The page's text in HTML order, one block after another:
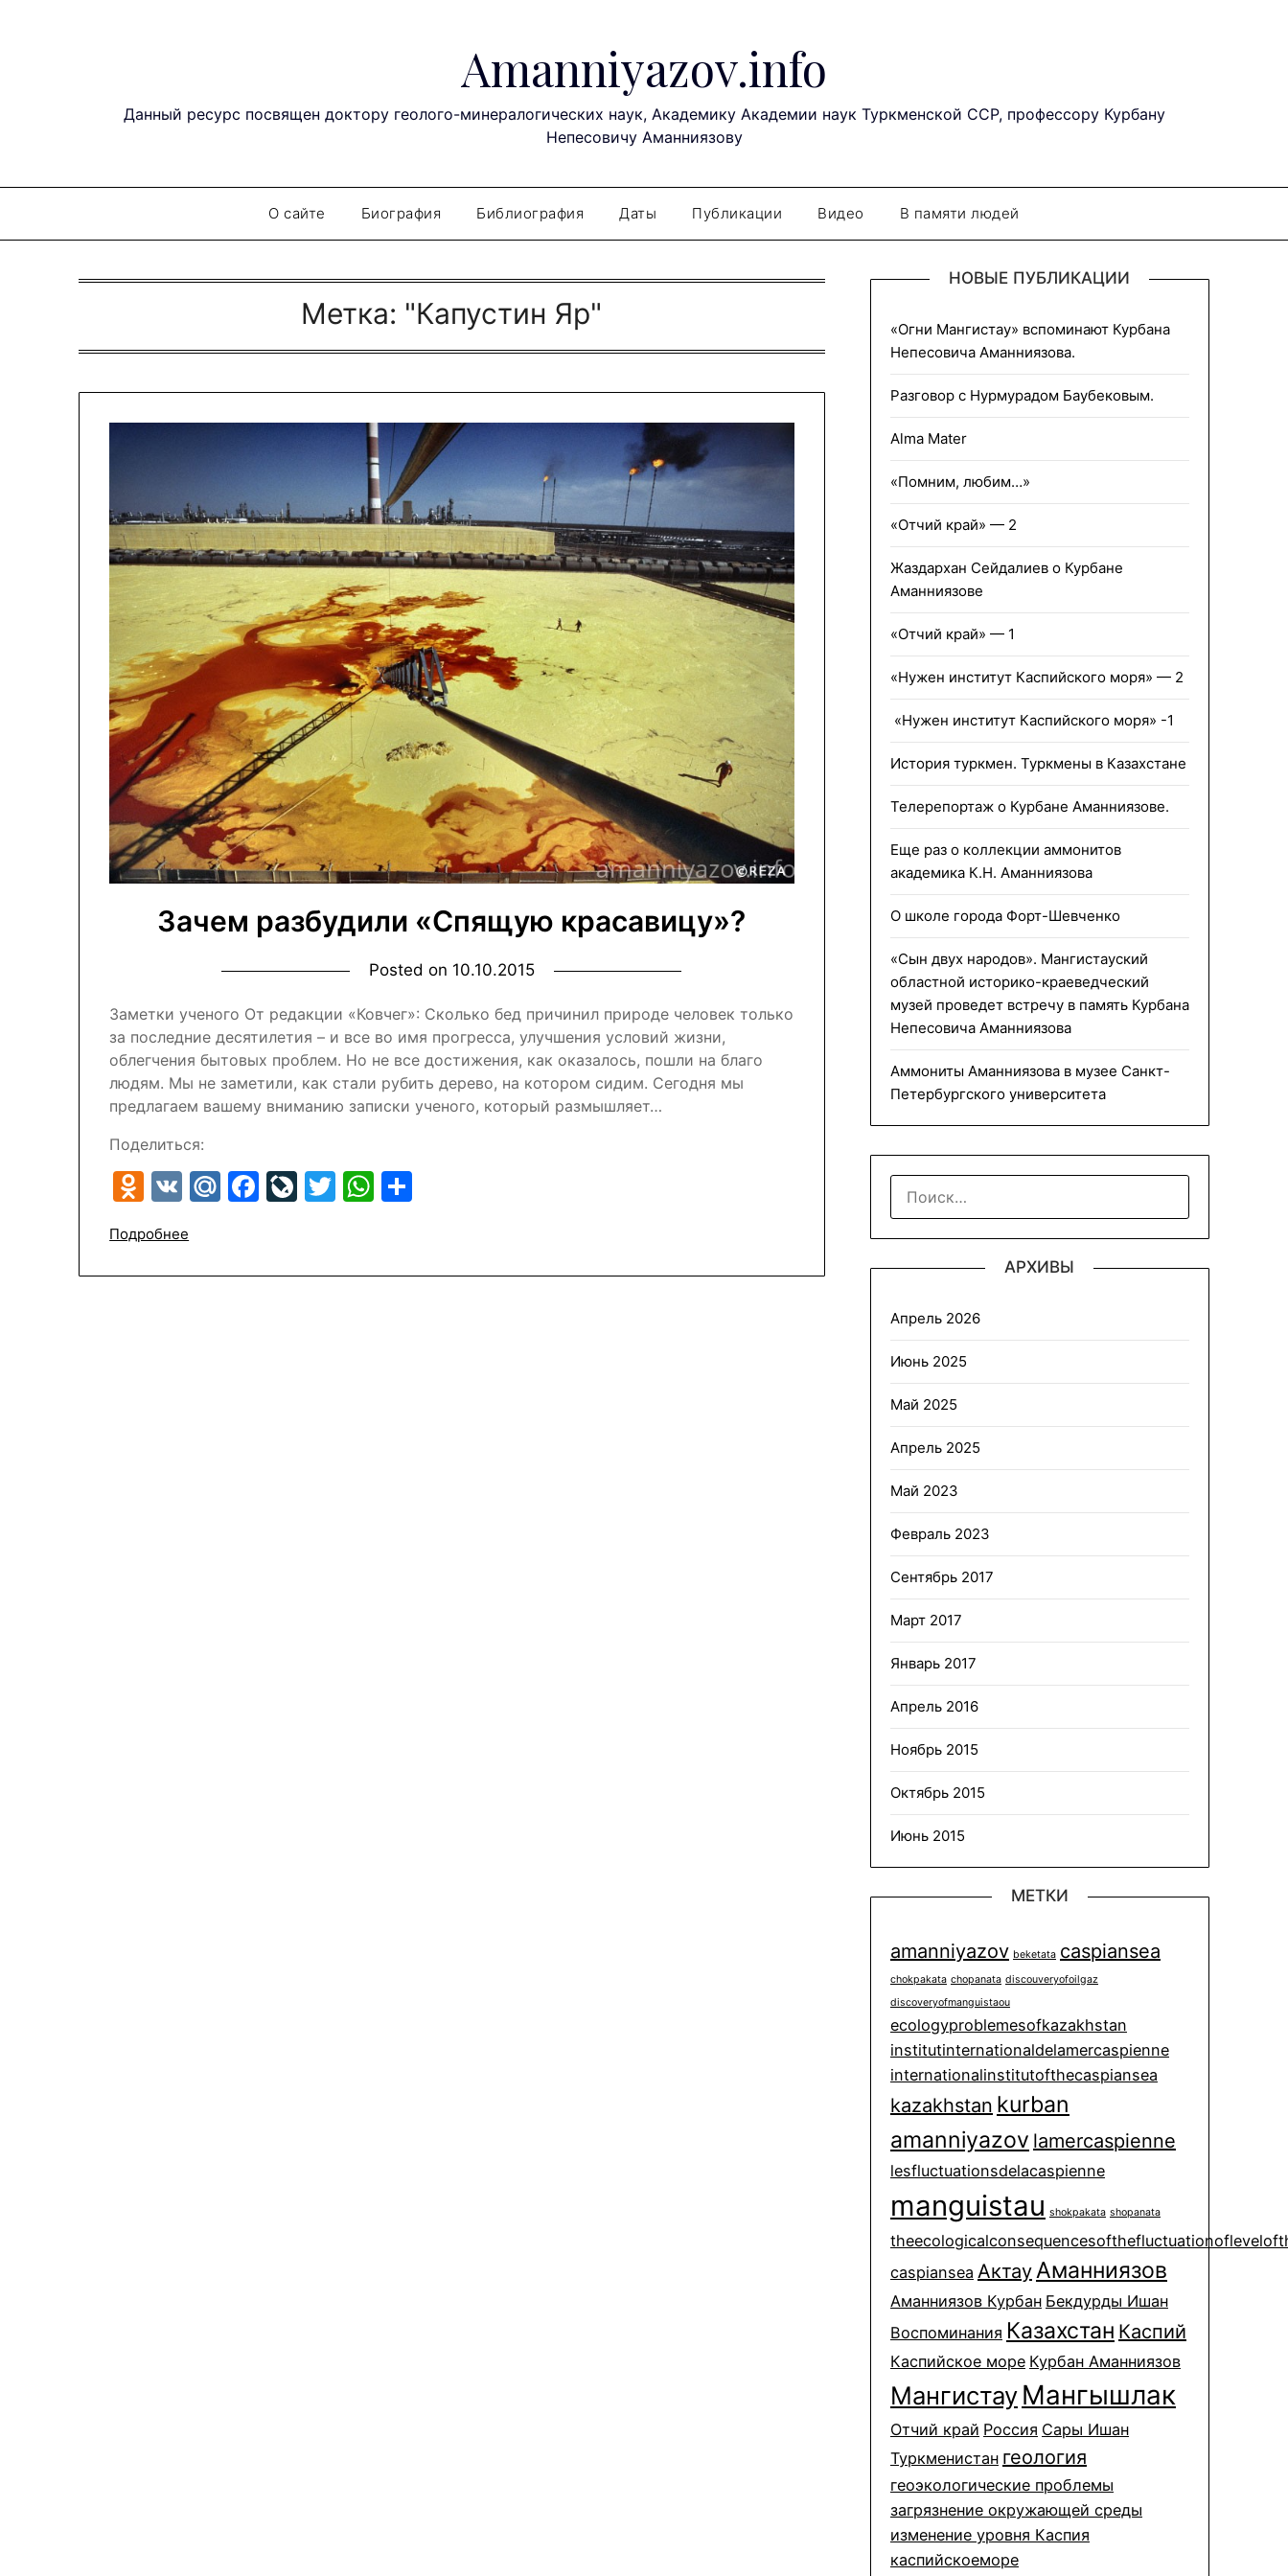
Amanniyazov.info
Данный ресурс посвящен доктору геолого-минералогических наук, Академику Академии наук Туркменской ССР, профессору Курбану
Непесовичу Аманниязову
О сайте Биография Библиография Даты Публикации Видео В памяти людей
Метка: "Капустин Яр"
Зачем разбудили «Спящую красавицу»?
Posted on 10.10.2015
Заметки ученого От редакции «Ковчег»: Сколько бед причинил природе человек только
за последние десятилетия – и все во имя прогресса, улучшения условий жизни,
облегчения бытовых проблем. Но не все достижения, как оказалось, пошли на благо
людям. Мы не заметили, как стали рубить дерево, на котором сидим. Сегодня мы
предлагаем вашему вниманию записки ученого, который размышляет…
Поделиться:
Odnoklassniki
VK Mail.Ru
Facebook
LiveJournal
TwitterWhatsApp
Подробнее
НОВЫЕ ПУБЛИКАЦИИ
«Огни Мангистау» вспоминают Курбана
Непесовича Аманниязова.
Разговор с Нурмурадом Баубековым.
Alma Mater
«Помним, любим…»
«Отчий край» — 2
Жаздархан Сейдалиев о Курбане
Аманниязове
«Отчий край» — 1
«Нужен институт Каспийского моря» — 2
«Нужен институт Каспийского моря» -1
История туркмен. Туркмены в Казахстане
Телерепортаж о Курбане Аманниязове.
Еще раз о коллекции аммонитов
академика К.Н. Аманниязова
О школе города Форт-Шевченко
«Сын двух народов». Мангистауский
областной историко-краеведческий
музей проведет встречу в память Курбана
Непесовича Аманниязова
Аммониты Аманниязова в музее Санкт-
Петербургского университета
АРХИВЫ
Апрель 2026
Июнь 2025
Май 2025
Апрель 2025
Май 2023
Февраль 2023
Сентябрь 2017
Март 2017
Январь 2017
Апрель 2016
Ноябрь 2015
Октябрь 2015
Июнь 2015
МЕТКИ
amanniyazov beketata caspiansea
chokpakata chopanata discouveryofoilgaz
discoveryofmanguistaou
ecologyproblemesofkazakhstan
institutinternationaldelamercaspienne
internationalinstitutofthecaspiansea
kazakhstan kurban
amanniyazov lamercaspienne
lesfluctuationsdelacaspienne
manguistau shokpakata shopanata
caspiansea АктауАманниязов
Аманниязов Курбан Бекдурды Ишан
Воспоминания Казахстан Каспий
Каспийское море Курбан Аманниязов
МангистауМангышлак
Отчий край Россия Сары Ишан
Туркменистан геология
геоэкологические проблемы
загрязнение окружающей среды
изменение уровня Каспия
каспийскоеморе